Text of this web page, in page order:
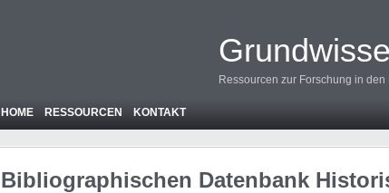
Ressourcen zur Forschung in
HOME RESSOURCEN KONTAKT
Bibliographischen Datenbank